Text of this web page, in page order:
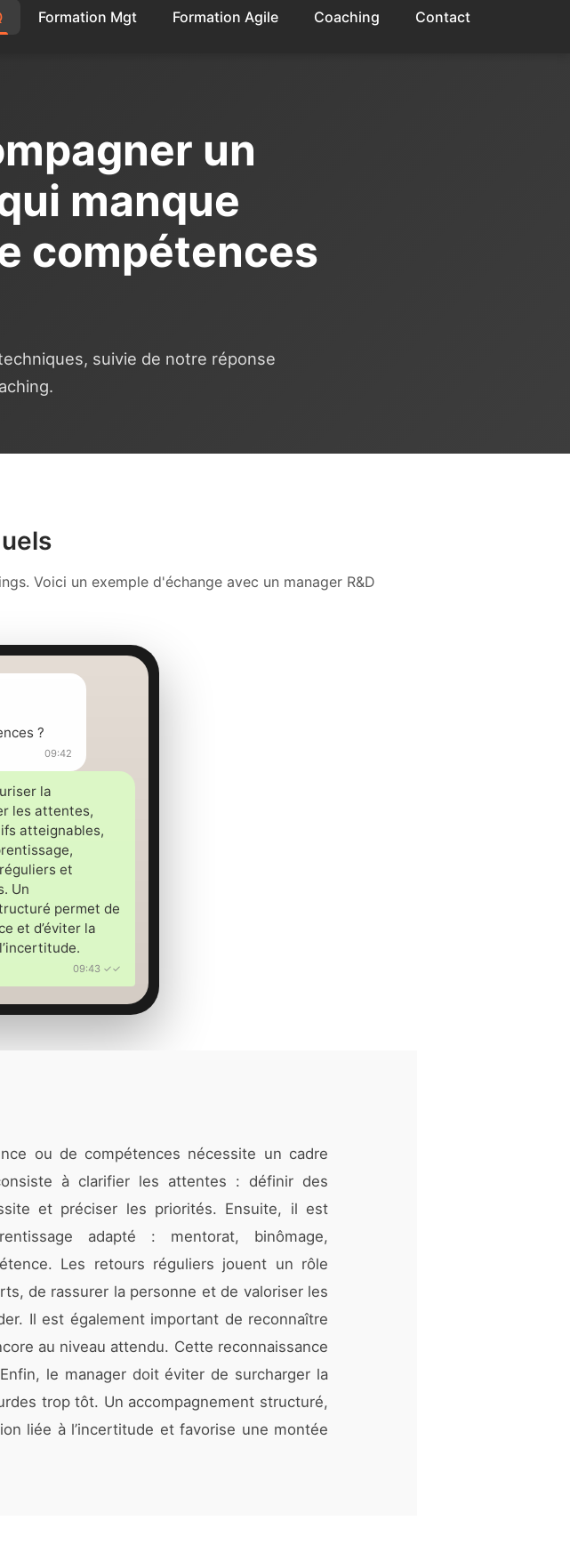
Formation Mgt Formation Agile Coaching Contact
un
manque
compétences
suivie de notre réponse
Voici un exemple d'échange avec un manager R&D
?
09:42
la
les attentes,
atteignables,
et
Un
permet de
et d’éviter la
09:43 ✓✓
ou de compétences nécessite un cadre
à clarifier les attentes : définir des
et préciser les priorités. Ensuite, il est
adapté : mentorat, binômage,
Les retours réguliers jouent un rôle
de rassurer la personne et de valoriser les
Il est également important de reconnaître
au niveau attendu. Cette reconnaissance
le manager doit éviter de surcharger la
trop tôt. Un accompagnement structuré,
liée à l’incertitude et favorise une montée